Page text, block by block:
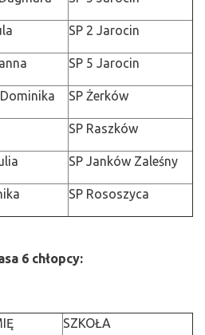
SP 2 Jarocin
SP 5 Jarocin
SP Żerków
SP Raszków
SP Janków Zaleśny
SP Rososzyca
6 chłopcy:
SZKOŁA